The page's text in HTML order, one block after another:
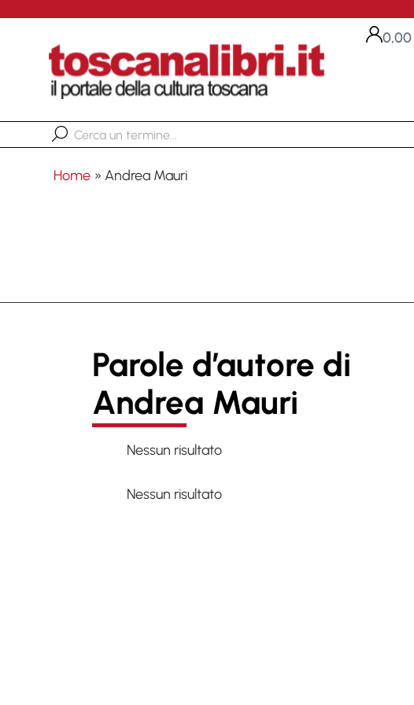
0,00
Home » Andrea Mauri
Parole d’autore di
Andrea Mauri
Nessun risultato
Nessun risultato